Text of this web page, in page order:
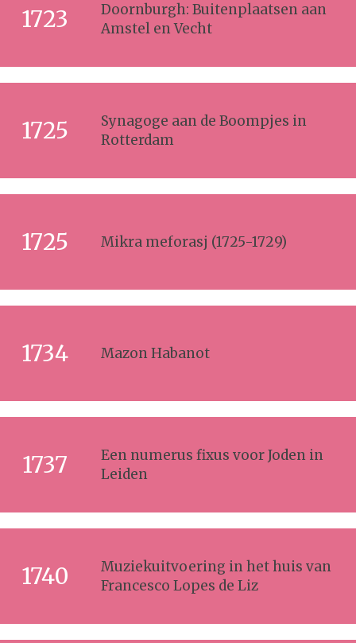
1723
Doornburgh: Buitenplaatsen aan
Amstel en Vecht
1725
Synagoge aan de Boompjes in
Rotterdam
1725 Mikra meforasj (1725-1729)
1734 Mazon Habanot
1737
Een numerus fixus voor Joden in
Leiden
1740
Muziekuitvoering in het huis van
Francesco Lopes de Liz